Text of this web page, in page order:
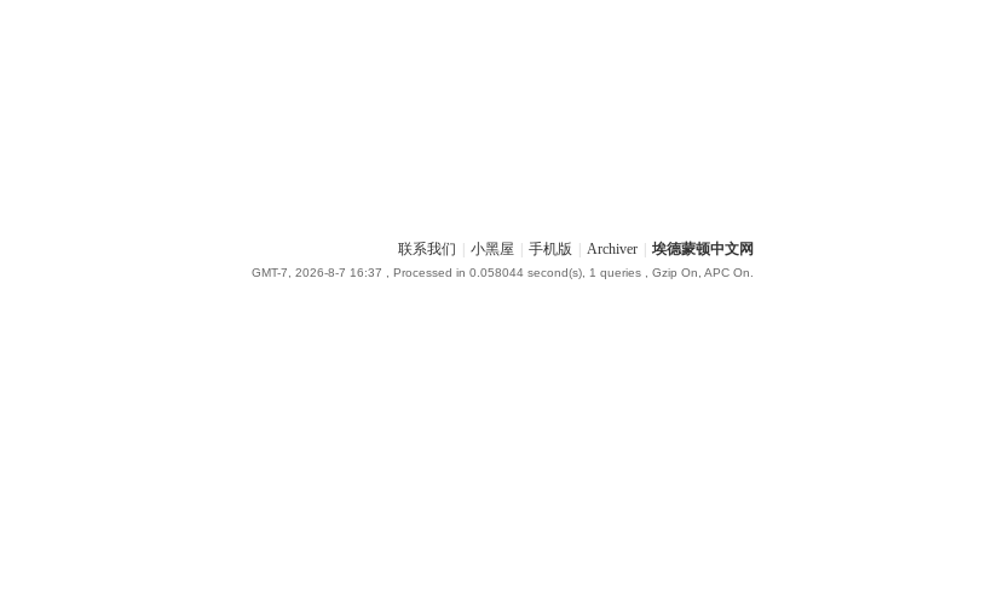
联系我们 小黑屋 手机版 Archiver 埃德蒙顿中文网
GMT-7, 2026-8-7 16:37 , Processed in 0.058044 second(s), 1 queries , Gzip On, APC On.